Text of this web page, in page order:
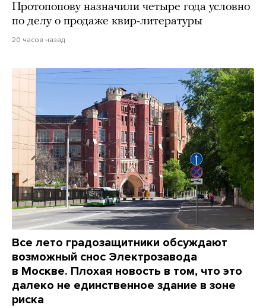
Протопопову назначили четыре года условно
по делу о продаже квир-литературы
20 часов назад
Все лето градозащитники обсуждают
возможный снос Электрозавода
в Москве. Плохая новость в том, что это
далеко не единственное здание в зоне
риска